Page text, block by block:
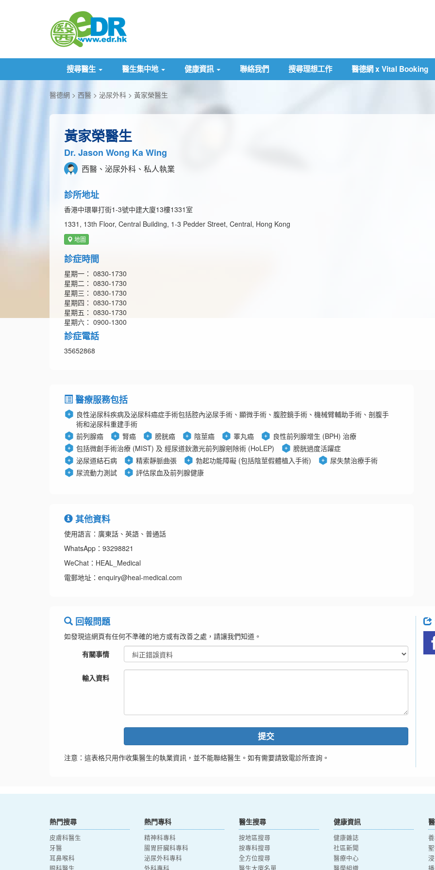
搜尋醫生 醫生集中地 健康資訊 聯絡我們 搜尋理想工作 醫德網 x Vital Booking
醫德網 西醫 泌尿外科 黃家榮醫生
黃家榮醫生
Dr. Jason Wong Ka Wing
西醫、泌尿外科、私人執業
診所地址
香港中環畢打街1-3號中建大廈13樓1331室
1331, 13th Floor, Central Building, 1-3 Pedder Street, Central, Hong Kong
地圖
診症時間
星期一： 0830-1730
星期二： 0830-1730
星期三： 0830-1730
星期四： 0830-1730
星期五： 0830-1730
星期六： 0900-1300
診症電話
35652868
醫療服務包括
良性泌尿科疾病及泌尿科癌症手術包括腔內泌尿手術、顯微手術、腹腔鏡手術、機械臂輔助手術、剖腹手
術和泌尿科重建手術
前列腺癌
腎癌 膀胱癌 陰莖癌 睪丸癌
良性前列腺增生 (BPH) 治療
包括微創手術治療 (MIST) 及 經尿道鈥激光前列腺剜除術 (HoLEP)
膀胱過度活躍症
泌尿道結石病
精索靜脈曲張 勃起功能障礙 (包括陰莖假體植入手術)
尿失禁治療手術
尿流動力測試
評估尿血及前列腺健康
其他資料
使用語言：廣東話、英語、普通話
WhatsApp：93298821
WeChat：HEAL_Medical
電郵地址：enquiry@heal-medical.com
回報問題
如發現這網頁有任何不準確的地方或有改善之處，請讓我們知道。
有關事情
輸入資料
提交
注意：這表格只用作收集醫生的執業資訊，並不能聯絡醫生。如有需要請致電診所查詢。
熱門搜尋
皮膚科醫生
牙醫
耳鼻喉科
眼科醫生
熱門專科
精神科專科
腸胃肝臟科專科
泌尿外科專科
外科專科
醫生搜尋
按地區搜尋
按專科搜尋
全方位搜尋
醫生大廈名單
健康資訊
健康雜誌
社區新聞
醫療中心
醫學組織